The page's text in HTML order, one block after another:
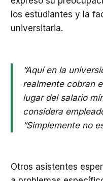
los estudiantes y la
universitaria.
“Aquí en la
realmente cobran
lugar del salario
considera
“Simplemente no
Otros asistentes